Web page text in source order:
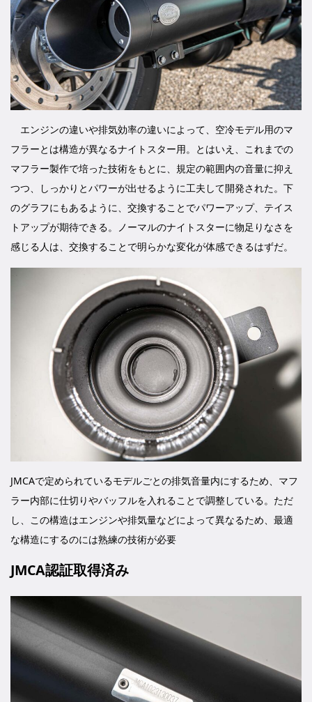
エンジンの違いや排気効率の違いによって、空冷モデル用のマ
フラーとは構造が異なるナイトスター用。とはいえ、これまでの
マフラー製作で培った技術をもとに、規定の範囲内の音量に抑え
つつ、しっかりとパワーが出せるように工夫して開発された。下
のグラフにもあるように、交換することでパワーアップ、テイス
トアップが期待できる。ノーマルのナイトスターに物足りなさを
感じる人は、交換することで明らかな変化が体感できるはずだ。
JMCAで定められているモデルごとの排気音量内にするため、マフ
ラー内部に仕切りやバッフルを入れることで調整している。ただ
し、この構造はエンジンや排気量などによって異なるため、最適
な構造にするのには熟練の技術が必要
JMCA認証取得済み